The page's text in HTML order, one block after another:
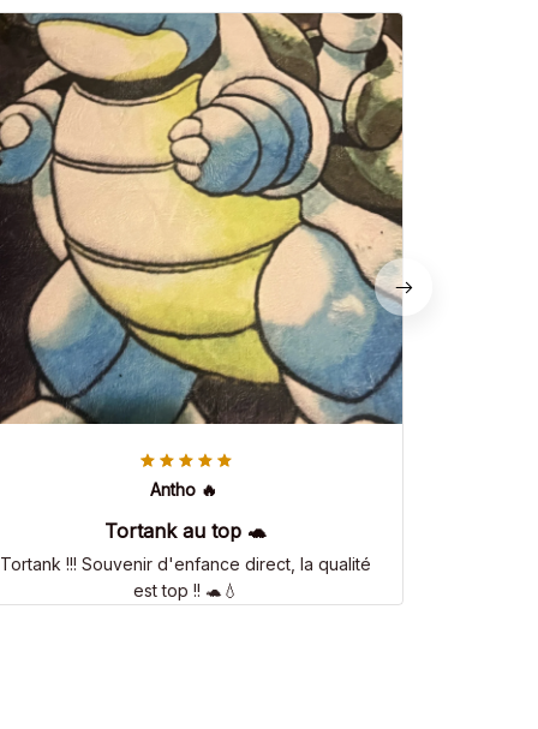
Antho 🔥
Tortank au top 🐢
Tortank !!! Souvenir d'enfance direct, la qualité
est top !! 🐢💧